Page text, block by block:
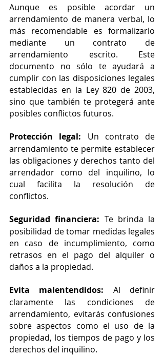
Aunque es posible acordar un
arrendamiento de manera verbal, lo
más recomendable es formalizarlo
mediante un contrato de
arrendamiento escrito. Este
documento no sólo te ayudará a
cumplir con las disposiciones legales
establecidas en la Ley 820 de 2003,
sino que también te protegerá ante
posibles conflictos futuros.
Protección legal: Un contrato de
arrendamiento te permite establecer
las obligaciones y derechos tanto del
arrendador como del inquilino, lo
cual facilita la resolución de
conflictos.
Seguridad financiera: Te brinda la
posibilidad de tomar medidas legales
en caso de incumplimiento, como
retrasos en el pago del alquiler o
daños a la propiedad.
Evita malentendidos: Al definir
claramente las condiciones de
arrendamiento, evitarás confusiones
sobre aspectos como el uso de la
propiedad, los tiempos de pago y los
derechos del inquilino.